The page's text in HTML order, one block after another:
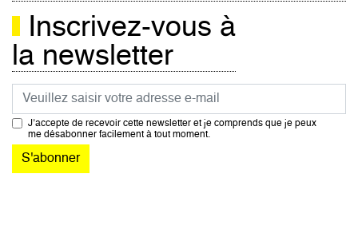
Inscrivez-vous à
la newsletter
Courriel
J’accepte de recevoir cette newsletter et je comprends que je peux
me désabonner facilement à tout moment.